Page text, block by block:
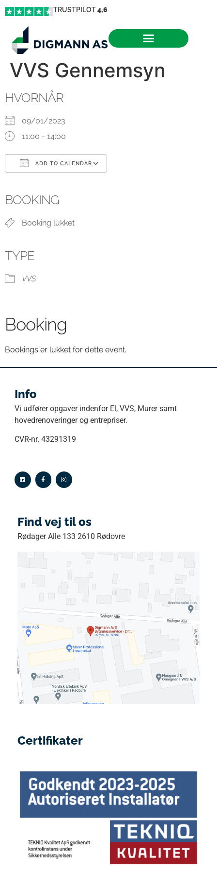
TRUSTPILOT4,6
VVS Gennemsyn
HVORNÅR
09/01/2023
11:00 - 14:00
ADD TO CALENDAR
BOOKING
Booking lukket
TYPE
VVS
Booking
Bookings er lukket for dette event.
Info
Vi udfører opgaver indenfor El, VVS, Murer samt
hovedrenoveringer og entrepriser.
CVR-nr. 43291319
Find vej til os
Rødager Alle 133 2610 Rødovre
Certifikater